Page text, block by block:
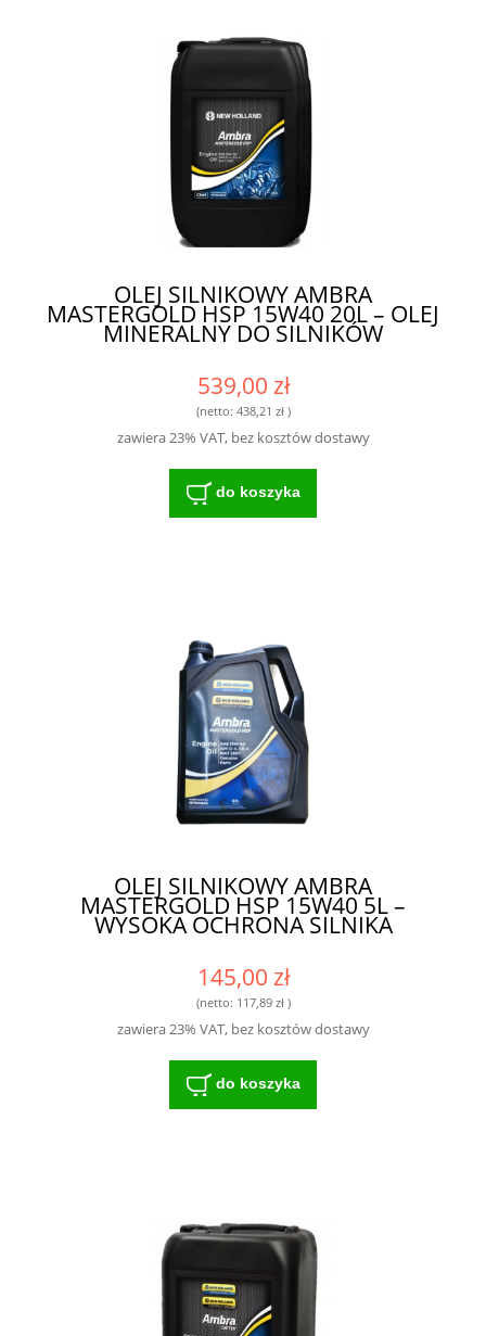
OLEJ SILNIKOWY AMBRA
MASTERGOLD HSP 15W40 20L – OLEJ
MINERALNY DO SILNIKÓW
539,00 zł
(netto: 438,21 zł)
zawiera 23% VAT, bez kosztów dostawy
do koszyka
OLEJ SILNIKOWY AMBRA
MASTERGOLD HSP 15W40 5L –
WYSOKA OCHRONA SILNIKA
145,00 zł
(netto: 117,89 zł)
zawiera 23% VAT, bez kosztów dostawy
do koszyka